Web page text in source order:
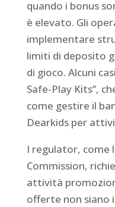
quando i bonus
è elevato. Gli
implementare
limiti di deposito
di gioco. Alcuni
Safe‑Play Kits”,
come gestire il
Dearkids per
I regulator, come
Commission,
attività
offerte non siano